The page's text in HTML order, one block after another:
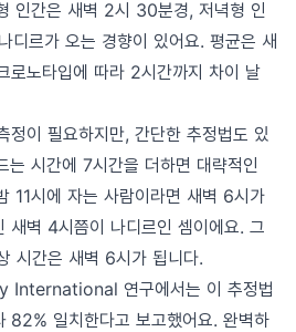
인간은 새벽 2시 30분경, 저녁형 인
르가 오는 경향이 있어요. 평균은 새
로노타입에 따라 2시간까지 차이 날
정이 필요하지만, 간단한 추정법도 있
는 시간에 7시간을 더하면 대략적인
11시에 자는 사람이라면 새벽 6시가
새벽 4시쯤이 나디르인 셈이에요. 그
시간은 새벽 6시가 됩니다.
연구에서는 이 추정법
82% 일치한다고 보고했어요. 완벽하